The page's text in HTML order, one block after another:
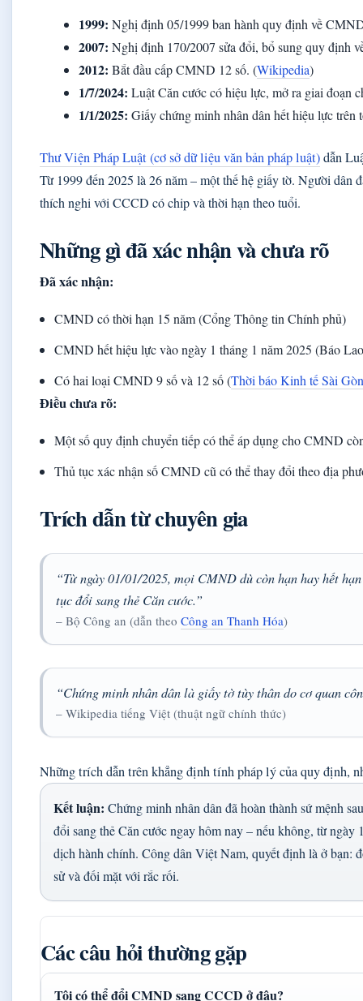
1999: Nghị định 05/1999 ban hành quy định về
2007: Nghị định 170/2007 sửa đổi, bổ sung quy định
2012: Bắt đầu cấp CMND 12 số. (Wikipedia)
1/7/2024: Luật Căn cước có hiệu lực, mở ra giai đoạn
1/1/2025: Giấy chứng minh nhân dân hết hiệu lực trên
Thư Viện Pháp Luật (cơ sở dữ liệu văn bản pháp luật)dẫn
Từ 1999 đến 2025 là 26 năm – một thế hệ giấy tờ. Người dân
thích nghi với CCCD có chip và thời hạn theo tuổi.
Những gì đã xác nhận và chưa rõ
Đã xác nhận:
CMND có thời hạn 15 năm (Cổng Thông tin Chính phủ)
CMND hết hiệu lực vào ngày 1 tháng 1 năm 2025 (Báo
Có hai loại CMND 9 số và 12 số (Thời báo Kinh tế Sài
Điều chưa rõ:
Một số quy định chuyển tiếp có thể áp dụng cho CMND
Thủ tục xác nhận số CMND cũ có thể thay đổi theo địa
Trích dẫn từ chuyên gia
“Từ ngày 01/01/2025, mọi CMND dù còn hạn hay hết
tục đổi sang thẻ Căn cước.”
– Bộ Công an (dẫn theo Công an Thanh Hóa)
“Chứng minh nhân dân là giấy tờ tùy thân do cơ quan
– Wikipedia tiếng Việt (thuật ngữ chính thức)
Những trích dẫn trên khẳng định tính pháp lý của quy định,
Kết luận: Chứng minh nhân dân đã hoàn thành sứ mệnh
đổi sang thẻ Căn cước ngay hôm nay – nếu không, từ
dịch hành chính. Công dân Việt Nam, quyết định là ở bạn:
sử và đối mặt với rắc rối.
Các câu hỏi thường gặp
Tôi có thể đổi CMND sang CCCD ở đâu?